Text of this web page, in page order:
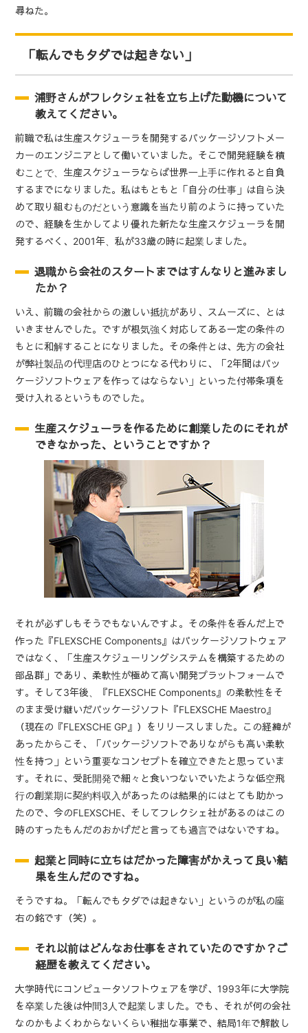
尋ねた。
「転んでもタダでは起きない」
浦野さんがフレクシェ社を立ち上げた動機について
教えてください。
前職で私は生産スケジューラを開発するパッケージソフトメー
カーのエンジニアとして働いていました。そこで開発経験を積
むことで、生産スケジューラならば世界一上手に作れると自負
するまでになりました。私はもともと「自分の仕事」は自ら決
めて取り組むものだという意識を当たり前のように持っていた
ので、経験を生かしてより優れた新たな生産スケジューラを開
発するべく、2001年、私が33歳の時に起業しました。
退職から会社のスタートまではすんなりと進みまし
たか？
いえ、前職の会社からの激しい抵抗があり、スムーズに、とは
いきませんでした。ですが根気強く対応してある一定の条件の
もとに和解することになりました。その条件とは、先方の会社
が弊社製品の代理店のひとつになる代わりに、「2年間はパッ
ケージソフトウェアを作ってはならない」といった付帯条項を
受け入れるというものでした。
生産スケジューラを作るために創業したのにそれが
できなかった、ということですか？
それが必ずしもそうでもないんですよ。その条件を呑んだ上で
作った『FLEXSCHE Components』はパッケージソフトウェア
ではなく、「生産スケジューリングシステムを構築するための
部品群」であり、柔軟性が極めて高い開発プラットフォームで
す。そして3年後、『FLEXSCHE Components』の柔軟性をそ
のまま受け継いだパッケージソフト『FLEXSCHE Maestro』
（現在の『FLEXSCHE GP』）をリリースしました。この経緯が
あったからこそ、「パッケージソフトでありながらも高い柔軟
性を持つ」という重要なコンセプトを確立できたと思っていま
す。それに、受託開発で細々と食いつないでいたような低空飛
行の創業期に契約料収入があったのは結果的にはとても助かっ
たので、今のFLEXSCHE、そしてフレクシェ社があるのはこの
時のすったもんだのおかげだと言っても過言ではないですね。
起業と同時に立ちはだかった障害がかえって良い結
果を生んだのですね。
そうですね。「転んでもタダでは起きない」というのが私の座
右の銘です（笑）。
それ以前はどんなお仕事をされていたのですか？ご
経歴を教えてください。
大学時代にコンピュータソフトウェアを学び、1993年に大学院
を卒業した後は仲間3人で起業しました。でも、それが何の会社
なのかもよくわからないくらい稚拙な事業で、結局1年で解散し